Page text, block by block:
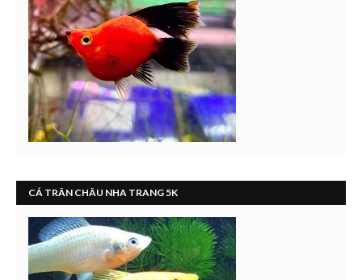
CÁ TRÂN CHÂU NHA TRANG 5K